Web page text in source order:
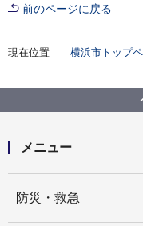
前のページに戻る
現在位置 横浜市トップ
（４）中央南
メニュー
防災・救急